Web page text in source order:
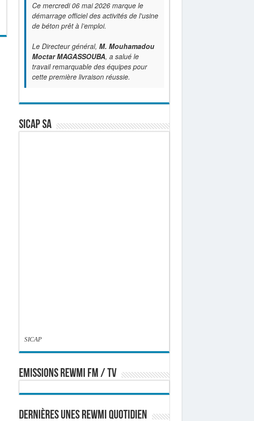
Ce mercredi 06 mai 2026 marque le
démarrage officiel des activités de l'usine
de béton prêt à l’emploi.
Le Directeur général, M. Mouhamadou
Moctar MAGASSOUBA, a salué le
travail remarquable des équipes pour
cette première livraison réussie.
SICAP SA
SICAP
EMISSIONS REWMI FM / TV
Dernières Unes Rewmi Quotidien